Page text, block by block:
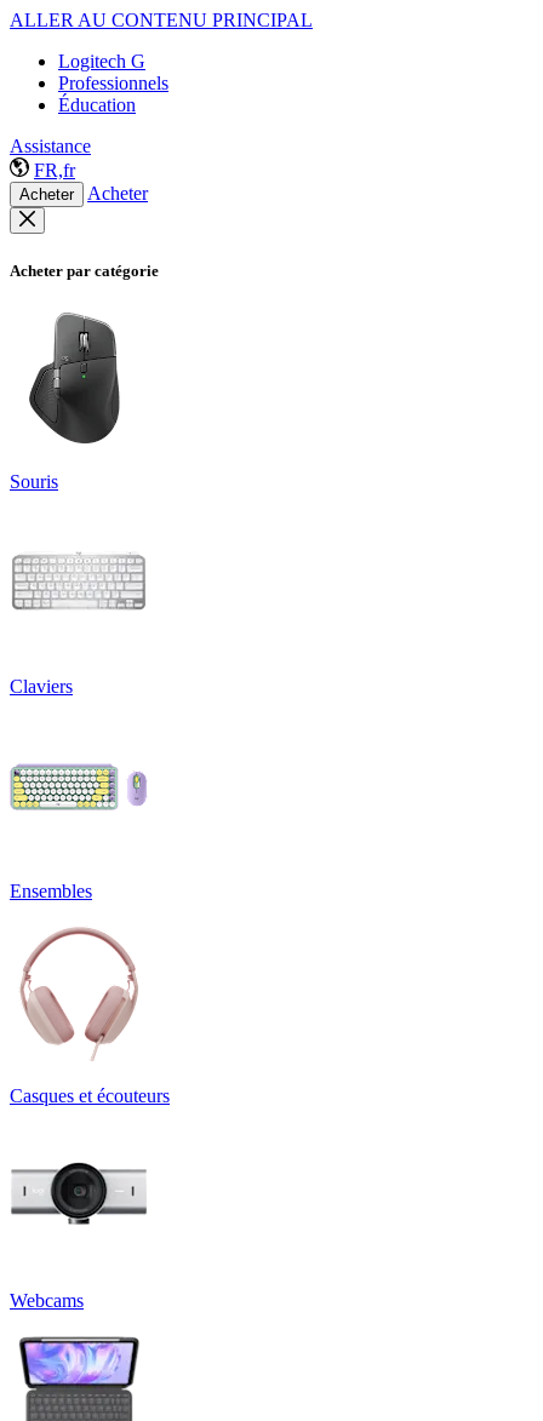
ALLER AU CONTENU PRINCIPAL
Logitech G
Professionnels
Éducation
Assistance
FR,fr
Acheter Acheter
Acheter par catégorie
Souris
Claviers
Ensembles
Casques et écouteurs
Webcams